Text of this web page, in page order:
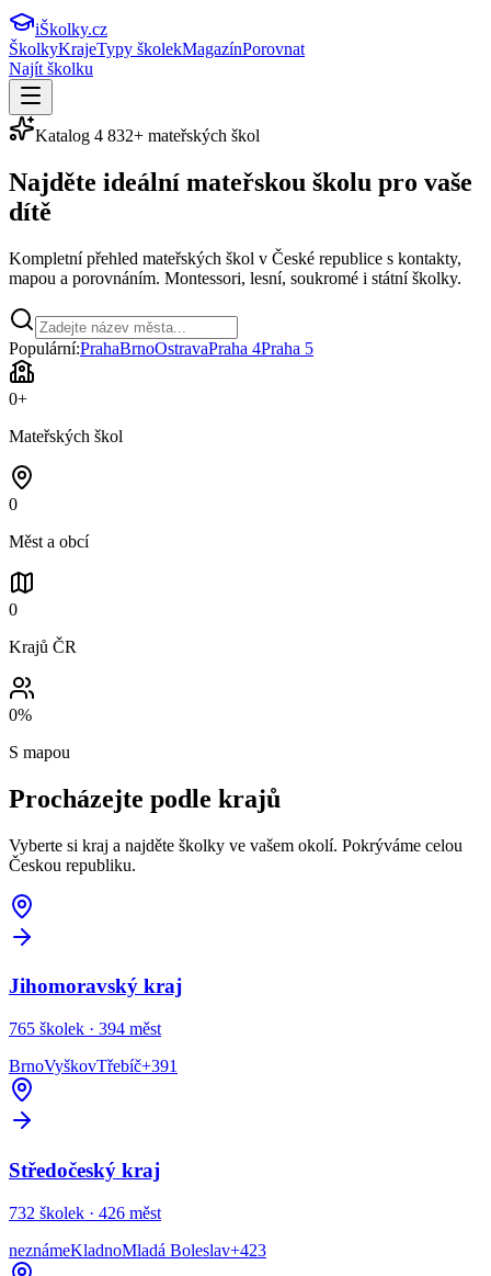
iŠkolky.cz
ŠkolkyKrajeTypy školekMagazínPorovnat
Najít školku
Katalog 4 832+ mateřských škol
Najděte ideální mateřskou školu pro vaše
dítě
Kompletní přehled mateřských škol v České republice s kontakty,
mapou a porovnáním. Montessori, lesní, soukromé i státní školky.
Populární:PrahaBrnoOstravaPraha 4Praha 5
0+
Mateřských škol
0
Měst a obcí
0
Krajů ČR
0%
S mapou
Procházejte podle krajů
Vyberte si kraj a najděte školky ve vašem okolí. Pokrýváme celou
Českou republiku.
Jihomoravský kraj
765 školek · 394 měst
BrnoVyškovTřebíč+391
Středočeský kraj
732 školek · 426 měst
neznámeKladnoMladá Boleslav+423